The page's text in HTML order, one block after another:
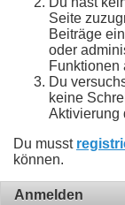
Seite
Beiträge
oder
Funktionen
Du
keine
Aktivierung
Du musst
können.
Anmelden